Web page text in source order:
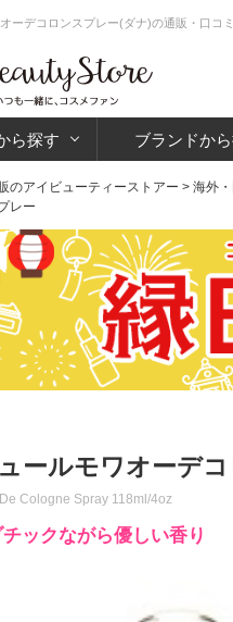
ーデコロンスプレー(ダナ)の通販・口コ
ら探す ブランドか
のアイビューティーストアー > 海外
レー
ールモワオーデ
Cologne Spray 118ml/4oz
ックながら優しい香り